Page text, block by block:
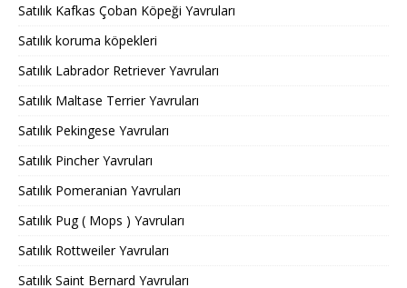
Satılık Kafkas Çoban Köpeği Yavruları
Satılık koruma köpekleri
Satılık Labrador Retriever Yavruları
Satılık Maltase Terrier Yavruları
Satılık Pekingese Yavruları
Satılık Pincher Yavruları
Satılık Pomeranian Yavruları
Satılık Pug ( Mops ) Yavruları
Satılık Rottweiler Yavruları
Satılık Saint Bernard Yavruları